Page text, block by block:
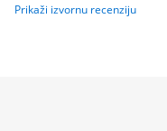
Prikaži izvornu recenziju